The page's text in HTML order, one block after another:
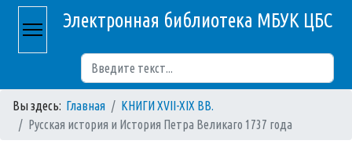
Электронная библиотека МБУК ЦБС
Вы здесь: Главная
КНИГИ XVII-XIX ВВ.
Русская история и История Петра Великаго 1737 года